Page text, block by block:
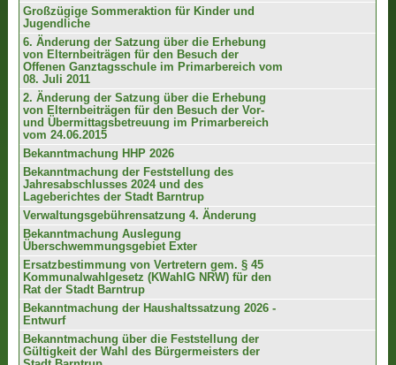
Großzügige Sommeraktion für Kinder und
Jugendliche
6. Änderung der Satzung über die Erhebung
von Elternbeiträgen für den Besuch der
Offenen Ganztagsschule im Primarbereich vom
08. Juli 2011
2. Änderung der Satzung über die Erhebung
von Elternbeiträgen für den Besuch der Vor-
und Übermittagsbetreuung im Primarbereich
vom 24.06.2015
Bekanntmachung HHP 2026
Bekanntmachung der Feststellung des
Jahresabschlusses 2024 und des
Lageberichtes der Stadt Barntrup
Verwaltungsgebührensatzung 4. Änderung
Bekanntmachung Auslegung
Überschwemmungsgebiet Exter
Ersatzbestimmung von Vertretern gem. § 45
Kommunalwahlgesetz (KWahlG NRW) für den
Rat der Stadt Barntrup
Bekanntmachung der Haushaltssatzung 2026 -
Entwurf
Bekanntmachung über die Feststellung der
Gültigkeit der Wahl des Bürgermeisters der